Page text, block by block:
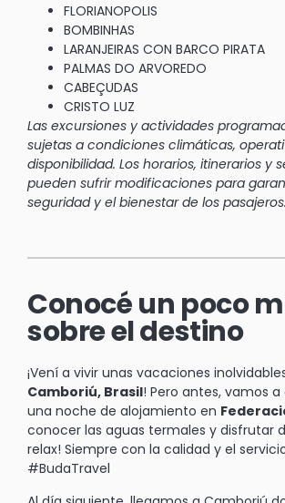
FLORIANOPOLIS
BOMBINHAS
LARANJEIRAS CON BARCO PIRATA
PALMAS DO ARVOREDO
CABEÇUDAS
CRISTO LUZ
Las excursiones y actividades
sujetas a condiciones climáticas,
disponibilidad. Los horarios, itinerarios y
pueden sufrir modificaciones para
seguridad y el bienestar de los pasajeros.
Conocé un poco
sobre el destino
¡Vení a vivir unas vacaciones
Camboriú, Brasil! Pero antes, vamos
una noche de alojamiento en
conocer las aguas termales y disfrutar
relax! Siempre con la calidad y el
#BudaTravel